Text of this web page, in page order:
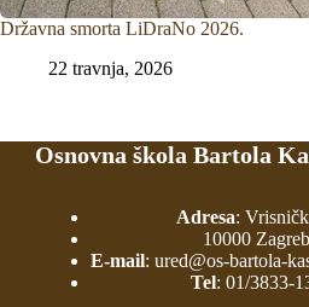
Državna smorta LiDraNo 2026.
22 travnja, 2026
Osnovna škola Bartola
Adresa:
10000 Zagreb
E-mail: ured@os-bartola-
Tel: 01/3833-